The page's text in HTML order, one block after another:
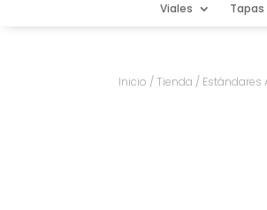
Viales Tapas
Inicio / Tienda / Estándares